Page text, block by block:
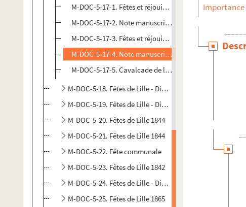
M-DOC-5-17-1. Fêtes et réjouissances à l'occasion de
M-DOC-5-17-2. Note manuscrite concernant M. Emile
M-DOC-5-17-3. Fêtes et réjouissances à l'occasion de la
M-DOC-5-17-4. Note manuscrite concernant M. Emile
M-DOC-5-17-5. Cavalcade de la mi-carême 1850
M-DOC-5-18. Fêtes de Lille - Divers
M-DOC-5-19. Fêtes de Lille - Divers
M-DOC-5-20. Fêtes de Lille 1844
M-DOC-5-21. Fêtes de Lille 1844
M-DOC-5-22. Fête communale
M-DOC-5-23. Fêtes de Lille 1842
M-DOC-5-24. Fêtes de Lille - Divers
M-DOC-5-25. Fêtes de Lille 1865